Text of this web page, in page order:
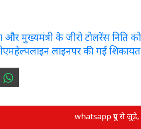
और मुख्यमंत्री के जीरो टोलरेंस
लाइनपर की गई
whatsapp ग्रुप से